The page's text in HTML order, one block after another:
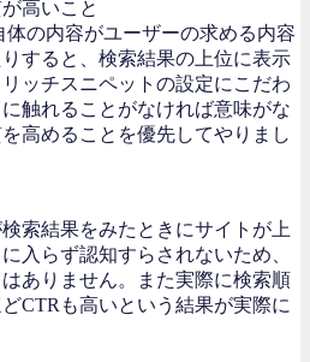
高いこと
の内容がユーザーの求める内容
すると、検索結果の上位に表示
ッチスニペットの設定にこだわ
触れることがなければ意味がな
高めることを優先してやりまし
索結果をみたときにサイトが上
入らず認知すらされないため、
ありません。また実際に検索順
CTRも高いという結果が実際に